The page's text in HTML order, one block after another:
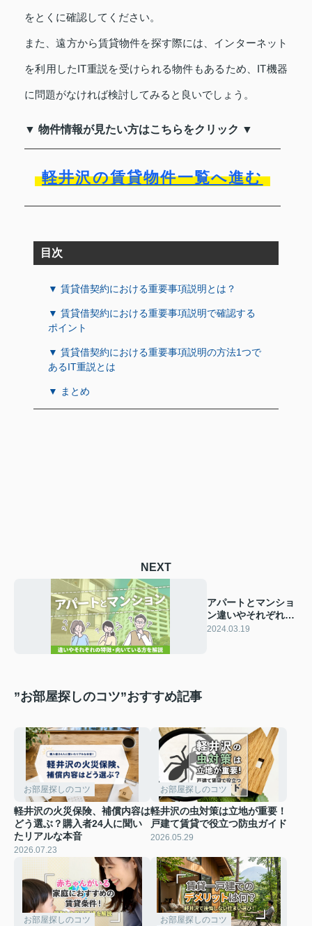
をとくに確認してください。
また、遠方から賃貸物件を探す際には、インターネット
を利用したIT重説を受けられる物件もあるため、IT機器
に問題がなければ検討してみると良いでしょう。
▼ 物件情報が見たい方はこちらをクリック ▼
軽井沢の賃貸物件一覧へ進む
目次
▼ 賃貸借契約における重要事項説明とは？
▼ 賃貸借契約における重要事項説明で確認する
ポイント
▼ 賃貸借契約における重要事項説明の方法1つで
あるIT重説とは
▼ まとめ
NEXT
アパートとマンショ
ン違いやそれぞれの
特徴・向いている方
2024.03.19
”お部屋探しのコツ”おすすめ記事
お部屋探しのコツ
軽井沢の火災保険、補償内容は
どう選ぶ？購入者24人に聞い
たリアルな本音
2026.07.23
お部屋探しのコツ
軽井沢の虫対策は立地が重要！
戸建て賃貸で役立つ防虫ガイド
2026.05.29
お部屋探しのコツ お部屋探しのコツ